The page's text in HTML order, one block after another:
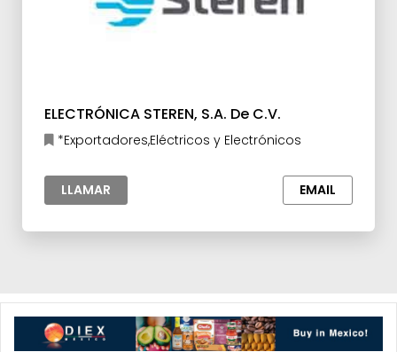
ELECTRÓNICA STEREN, S.A. De C.V.
*Exportadores,Eléctricos y Electrónicos
LLAMAR EMAIL